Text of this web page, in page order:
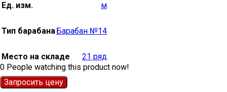
Ед. изм. м
Тип барабана Барабан №14
Место на складе
21 ряд
0 People watching this product now!
Запросить цену